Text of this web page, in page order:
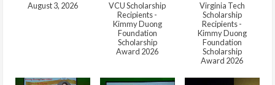
August 3, 2026
VCU Scholarship
Recipients -
Kimmy Duong
Foundation
Scholarship
Award 2026
Virginia Tech
Scholarship
Recipients -
Kimmy Duong
Foundation
Scholarship
Award 2026